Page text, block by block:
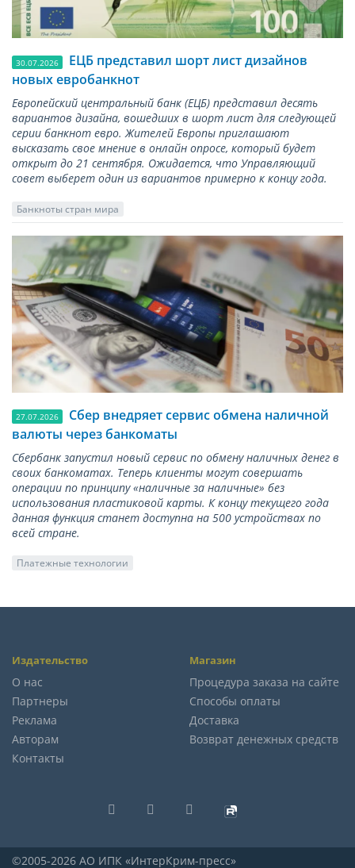
30.07.2026
ЕЦБ представил шорт лист дизайнов
новых евробанкнот
Европейский центральный банк (ЕЦБ) представил десять
вариантов дизайна, вошедших в шорт лист для следующей
серии банкнот евро. Жителей Европы приглашают
высказать свое мнение в онлайн опросе, который будет
открыт до 21 сентября. Ожидается, что Управляющий
совет выберет один из вариантов примерно к концу года.
Банкноты стран мира
27.07.2026
Сбер внедряет сервис обмена наличной
валюты через банкоматы
Сбербанк запустил новый сервис по обмену наличных денег в
своих банкоматах. Теперь клиенты могут совершать
операции по принципу «наличные за наличные» без
использования пластиковой карты. К концу текущего года
данная функция станет доступна на 500 устройствах по
всей стране.
Платежные технологии
Издательство
О нас
Партнеры
Реклама
Авторам
Контакты
Магазин
Процедура заказа на сайте
Способы оплаты
Доставка
Возврат денежных средств
©2005-2026 АО ИПК «ИнтерКрим-пресс»